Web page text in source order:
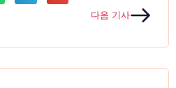
다음 기사Next